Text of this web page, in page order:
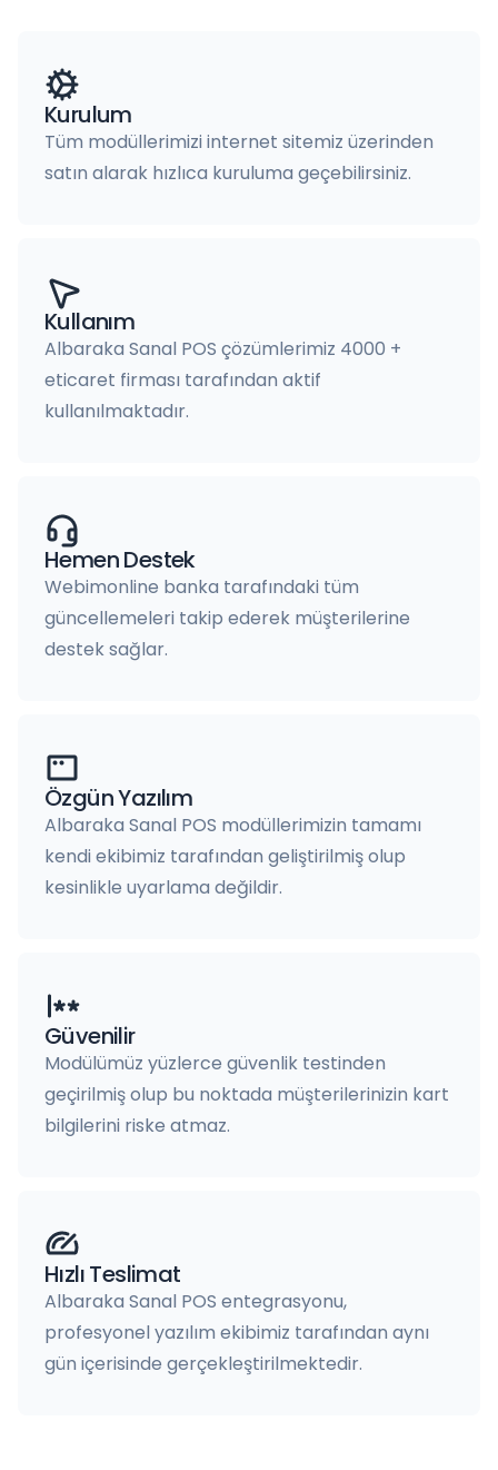
Kurulum
Tüm modüllerimizi internet sitemiz üzerinden
satın alarak hızlıca kuruluma geçebilirsiniz.
Kullanım
Albaraka Sanal POS çözümlerimiz 4000 +
eticaret firması tarafından aktif
kullanılmaktadır.
Hemen Destek
Webimonline banka tarafındaki tüm
güncellemeleri takip ederek müşterilerine
destek sağlar.
Özgün Yazılım
Albaraka Sanal POS modüllerimizin tamamı
kendi ekibimiz tarafından geliştirilmiş olup
kesinlikle uyarlama değildir.
Güvenilir
Modülümüz yüzlerce güvenlik testinden
geçirilmiş olup bu noktada müşterilerinizin kart
bilgilerini riske atmaz.
Hızlı Teslimat
Albaraka Sanal POS entegrasyonu,
profesyonel yazılım ekibimiz tarafından aynı
gün içerisinde gerçekleştirilmektedir.